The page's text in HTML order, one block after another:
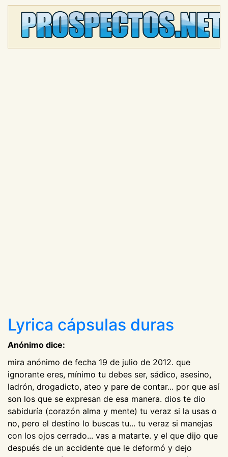
Lyrica cápsulas duras
Anónimo dice:
mira anónimo de fecha 19 de julio de 2012. que
ignorante eres, mínimo tu debes ser, sádico, asesino,
ladrón, drogadicto, ateo y pare de contar... por que así
son los que se expresan de esa manera. dios te dio
sabiduría (corazón alma y mente) tu veraz si la usas o
no, pero el destino lo buscas tu... tu veraz si manejas
con los ojos cerrado... vas a matarte. y el que dijo que
después de un accidente que le deformó y dejo